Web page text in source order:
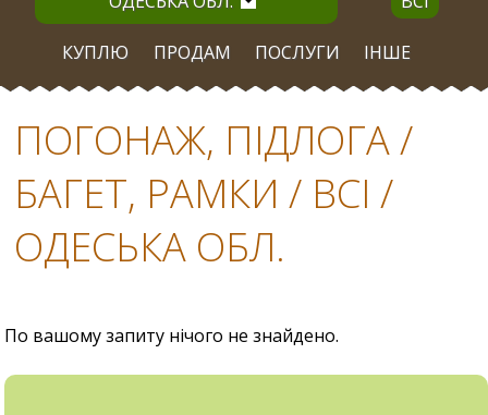
КУПЛЮ ПРОДАМ ПОСЛУГИ ІНШЕ
ПОГОНАЖ, ПІДЛОГА /
БАГЕТ, РАМКИ / ВСІ /
ОДЕСЬКА ОБЛ.
По вашому запиту нічого не знайдено.